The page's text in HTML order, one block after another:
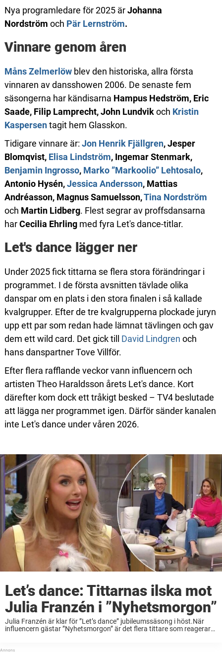
Nya programledare för 2025 ärJohanna
Nordström och Pär Lernström.
Vinnare genom åren
Måns Zelmerlöw blev den historiska, allra första
vinnaren av dansshowen 2006. De senaste fem
säsongerna har kändisarna Hampus Hedström, Eric
Saade, Filip Lamprecht, John Lundvikoch Kristin
Kaspersentagit hem Glasskon.
Tidigare vinnare är: Jon Henrik Fjällgren, Jesper
Blomqvist, Elisa Lindström, Ingemar Stenmark,
Benjamin Ingrosso, Marko ”Markoolio” Lehtosalo,
Antonio Hysén,Jessica Andersson, Mattias
Andréasson, Magnus Samuelsson,Tina Nordström
och Martin Lidberg. Flest segrar av proffsdansarna
harCecilia Ehrlingmed fyra Let's dance-titlar.
Let's dance lägger ner
Under 2025 fick tittarna se flera stora förändringar i
programmet. I de första avsnitten tävlade olika
danspar om en plats i den stora finalen i så kallade
kvalgrupper. Efter de tre kvalgrupperna plockade juryn
upp ett par som redan hade lämnat tävlingen och gav
dem ett wild card. Det gick till
David Lindgren och
hans danspartner Tove Villför.
Efter flera rafflande veckor vann influencern och
artisten Theo Haraldsson årets Let's dance. Kort
därefter kom dock ett tråkigt besked – TV4 beslutade
att lägga ner programmet igen. Därför sänder kanalen
inte Let's dance under våren 2026.
Let’s dance: Tittarnas ilska mot
Julia Franzén i ”Nyhetsmorgon”
Julia Franzén är klar för ”Let’s dance” jubileumssäsong i höst.När
influencern gästar ”Nyhetsmorgon” är det flera tittare som reagerar